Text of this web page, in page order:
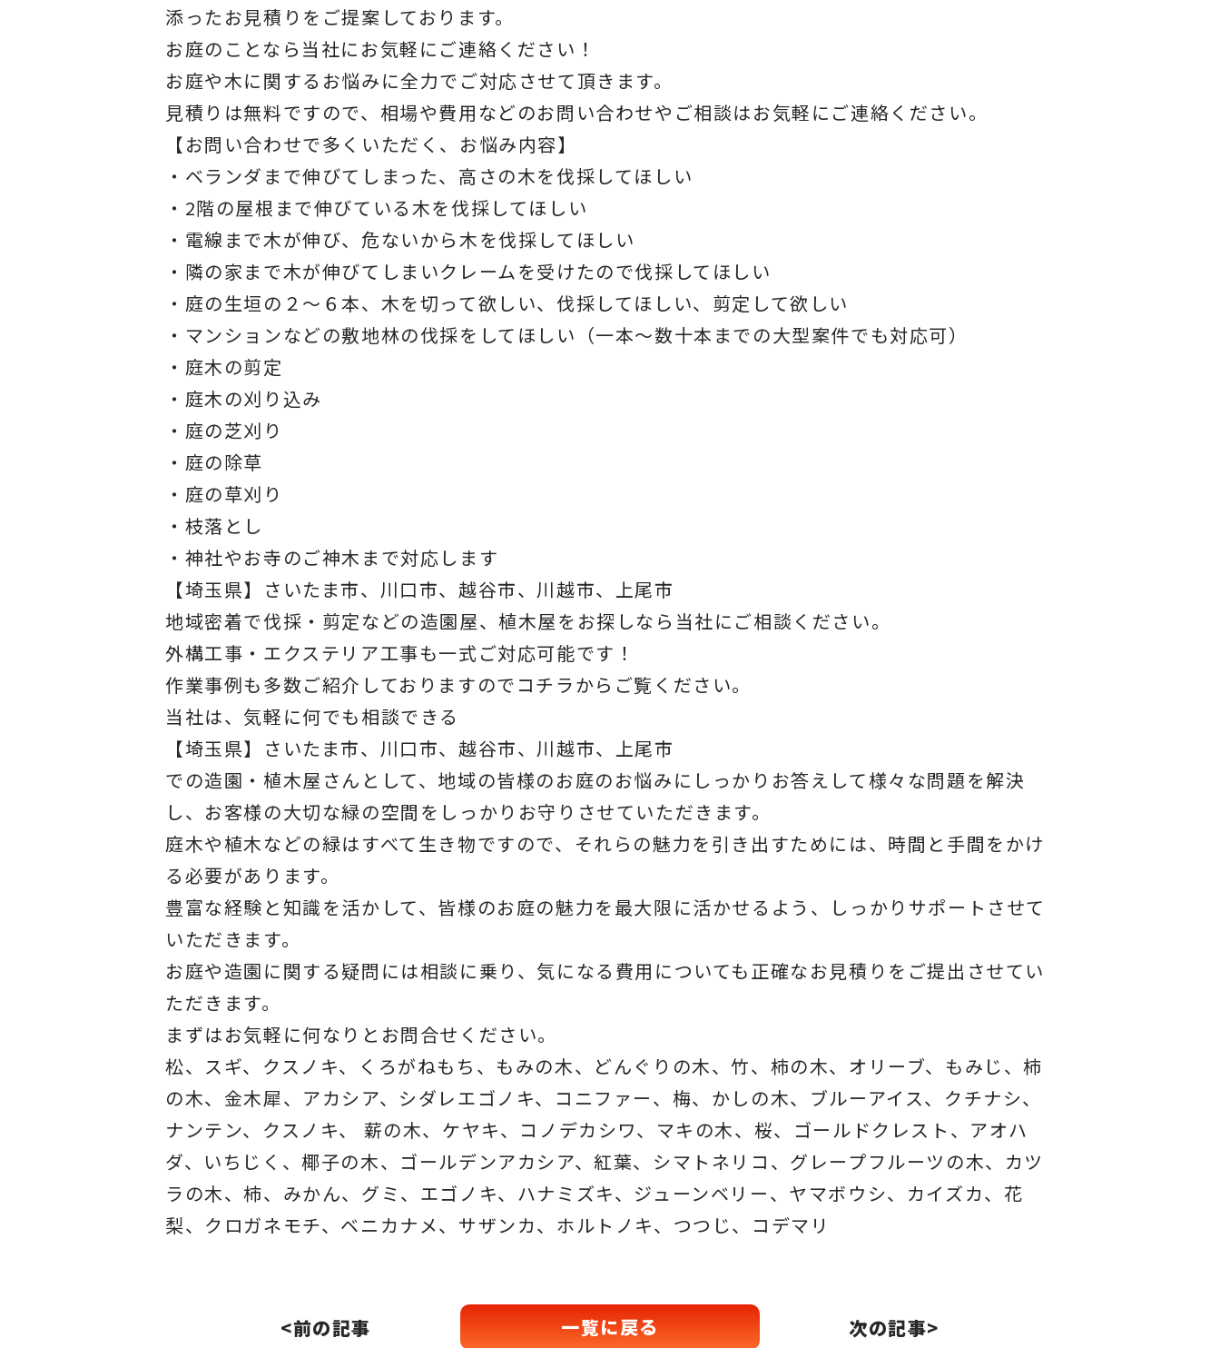
添ったお見積りをご提案しております。
お庭のことなら当社にお気軽にご連絡ください！
お庭や木に関するお悩みに全力でご対応させて頂きます。
見積りは無料ですので、相場や費用などのお問い合わせやご相談はお気軽にご連絡ください。
【お問い合わせで多くいただく、お悩み内容】
・ベランダまで伸びてしまった、高さの木を伐採してほしい
・2階の屋根まで伸びている木を伐採してほしい
・電線まで木が伸び、危ないから木を伐採してほしい
・隣の家まで木が伸びてしまいクレームを受けたので伐採してほしい
・庭の生垣の２〜６本、木を切って欲しい、伐採してほしい、剪定して欲しい
・マンションなどの敷地林の伐採をしてほしい（一本〜数十本までの大型案件でも対応可）
・庭木の剪定
・庭木の刈り込み
・庭の芝刈り
・庭の除草
・庭の草刈り
・枝落とし
・神社やお寺のご神木まで対応します
【埼玉県】さいたま市、川口市、越谷市、川越市、上尾市
地域密着で伐採・剪定などの造園屋、植木屋をお探しなら当社にご相談ください。
外構工事・エクステリア工事も一式ご対応可能です！
作業事例も多数ご紹介しておりますので コチラから ご覧ください。
当社は、気軽に何でも相談できる
【埼玉県】さいたま市、川口市、越谷市、川越市、上尾市
での造園・植木屋さんとして、地域の皆様のお庭のお悩みにしっかりお答えして様々な問題を解決
し、お客様の大切な緑の空間をしっかりお守りさせていただきます。
庭木や植木などの緑はすべて生き物ですので、それらの魅力を引き出すためには、時間と手間をかけ
る必要があります。
豊富な経験と知識を活かして、皆様のお庭の魅力を最大限に活かせるよう、しっかりサポートさせて
いただきます。
お庭や造園に関する疑問には相談に乗り、気になる費用についても正確なお見積りをご提出させてい
ただきます。
まずはお気軽に何なりとお問合せください。
松、スギ、クスノキ、くろがねもち、もみの木、どんぐりの木、竹、柿の木、オリーブ、もみじ、柿
の木、金木犀、アカシア、シダレエゴノキ、コニファー、梅、かしの木、ブルーアイス、クチナシ、
ナンテン、クスノキ、 薪の木、ケヤキ、コノデカシワ、マキの木、桜、ゴールドクレスト、アオハ
ダ、いちじく、椰子の木、ゴールデンアカシア、紅葉、シマトネリコ、グレープフルーツの木、カツ
ラの木、柿、みかん、グミ、エゴノキ、ハナミズキ、ジューンベリー、ヤマボウシ、カイズカ、花
梨、クロガネモチ、ベニカナメ、サザンカ、ホルトノキ、つつじ、コデマリ
<前の記事 一覧に戻る 次の記事>